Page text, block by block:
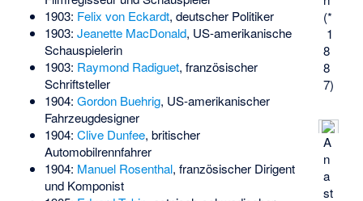
(*
1
8
8
7)
A
n
a
st
1903: Felix von Eckardt, deutscher Politiker
1903: Jeanette MacDonald, US-amerikanische
Schauspielerin
1903: Raymond Radiguet, französischer
Schriftsteller
1904: Gordon Buehrig, US-amerikanischer
Fahrzeugdesigner
1904: Clive Dunfee, britischer
Automobilrennfahrer
1904: Manuel Rosenthal, französischer Dirigent
und Komponist